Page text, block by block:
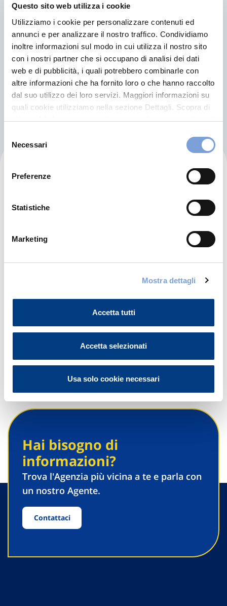
Questo sito web utilizza i cookie
Utilizziamo i cookie per personalizzare contenuti ed
annunci e per analizzare il nostro traffico. Condividiamo
inoltre informazioni sul modo in cui utilizza il nostro sito
con i nostri partner che si occupano di analisi dei dati
web e di pubblicità, i quali potrebbero combinarle con
altre informazioni che ha fornito loro o che hanno raccolto
dal suo utilizzo dei loro servizi. Maggiori informazioni su
quali cookie utilizziamo nella sezione Dettagli. Scopra di
più su chi siamo, come può contattarci e come trattiamo i
può trovare nel footer del sito nella sezione "Informativa
delNecessari
Preferenze
Statistiche
Marketing
Mostra dettagli
Accetta tutti
Accetta selezionati
Usa solo cookie necessari
Olbia (OT)
Indicazioni
3738989717
FRAU196727@GMAIL.COM
Chiama ora
07026 Olbia (OT)
FRANCO.SABA@FRATELLISABA.IT
Hai bisogno di
informazioni?
Trova l'Agenzia più vicina a te e parla con
un nostro Agente.
Contattaci